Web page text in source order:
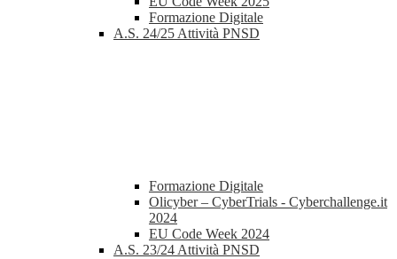
Formazione Digitale
A.S. 24/25 Attività PNSD
Formazione Digitale
Olicyber – CyberTrials - Cyberchallenge.it
2024
EU Code Week 2024
A.S. 23/24 Attività PNSD